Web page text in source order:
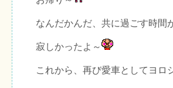
なんだかんだ、共に過ごす時間
寂しかったよ～
これから、再び愛車としてヨロ